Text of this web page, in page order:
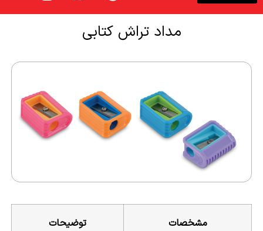
مداد تراش کتابی
مشخصات توضیحات